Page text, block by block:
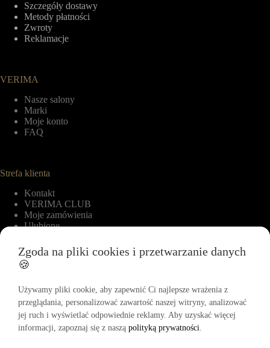
Szczegóły dostawy
Metody płatności
Zwroty
Reklamacje
VERIMA
Nasze salony
Marki
Moje konto
FAQ
Strefa klienta
Kontakt
VERIMA CLUB
Moje zamówienia
Ulubione
Informacje
Regulamin
Polityka zwrotów
Polityka cookies
Polityka prywatności
Regulamin Akcji Promocyjnej „-15% na pierwszy zakup”
Zgoda na pliki cookies i przetwarzanie danych
🍪
Używamy pliki cookie, aby zapewnić Ci najlepsze wrażenia z
przeglądania, personalizować zawartość naszej witryny, analizować
jej ruch i wyświetlać odpowiednie reklamy. Aby uzyskać więcej
informacji, zapoznaj się z naszą polityką prywatności.